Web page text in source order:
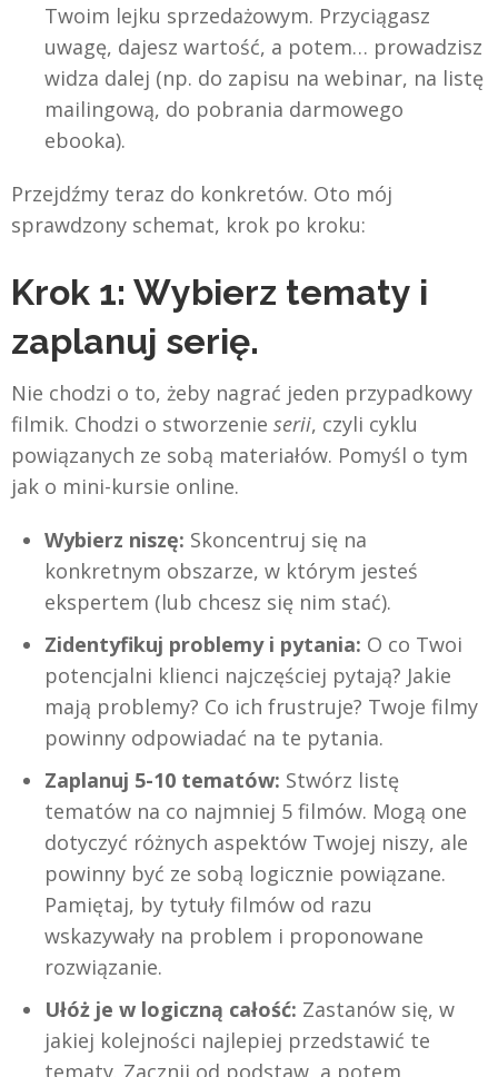
Twoim lejku sprzedażowym. Przyciągasz
uwagę, dajesz wartość, a potem… prowadzisz
widza dalej (np. do zapisu na webinar, na listę
mailingową, do pobrania darmowego
ebooka).
Przejdźmy teraz do konkretów. Oto mój
sprawdzony schemat, krok po kroku:
Krok 1: Wybierz tematy i
zaplanuj serię.
Nie chodzi o to, żeby nagrać jeden przypadkowy
filmik. Chodzi o stworzenie serii, czyli cyklu
powiązanych ze sobą materiałów. Pomyśl o tym
jak o mini-kursie online.
Wybierz niszę: Skoncentruj się na
konkretnym obszarze, w którym jesteś
ekspertem (lub chcesz się nim stać).
Zidentyfikuj problemy i pytania: O co Twoi
potencjalni klienci najczęściej pytają? Jakie
mają problemy? Co ich frustruje? Twoje filmy
powinny odpowiadać na te pytania.
Zaplanuj 5-10 tematów: Stwórz listę
tematów na co najmniej 5 filmów. Mogą one
dotyczyć różnych aspektów Twojej niszy, ale
powinny być ze sobą logicznie powiązane.
Pamiętaj, by tytuły filmów od razu
wskazywały na problem i proponowane
rozwiązanie.
Ułóż je w logiczną całość: Zastanów się, w
jakiej kolejności najlepiej przedstawić te
tematy. Zacznij od podstaw, a potem